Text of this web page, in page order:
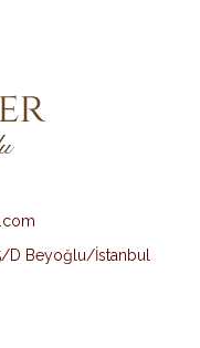
D Beyoğlu/İstanbul